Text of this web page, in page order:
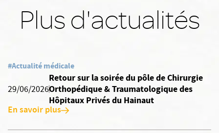
Plus d'actualités
#Actualité médicale
29/06/2026
Retour sur la soirée du pôle de Chirurgie
Orthopédique & Traumatologique des
Hôpitaux Privés du Hainaut
En savoir plus